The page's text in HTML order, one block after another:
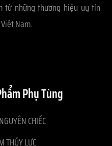
từ những thương hiệu uy tín
Nam.
Phụ Tùng
CHIẾC
THỦY LỰC